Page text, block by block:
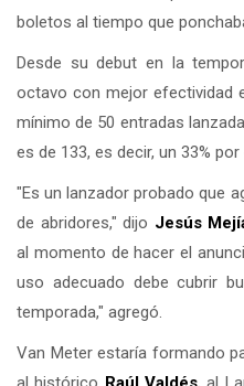
boletos al tiempo que
Desde su debut en la
octavo con mejor efectividad
mínimo de 50 entradas
es de 133, es decir, un 33%
"Es un lanzador probado que
de abridores," dijo Jesús
al momento de hacer el
uso adecuado debe cubrir
temporada," agregó.
Van Meter estaría formando